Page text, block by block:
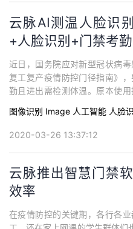
云脉AI测温人脸识
+人脸识别+门禁考勤
近日，国务院应对新型冠状病
复工复产疫情防控门径指南》
勤且进出需检测体温。原本使
落实国务院暂停指纹考勤防控
求，厦门云脉在原有的无感人
图像识别 Image 人工智能 人脸
2020-03-26 13:37:12
云脉推出智慧门禁
效率
在疫情防控的关键期，各行各